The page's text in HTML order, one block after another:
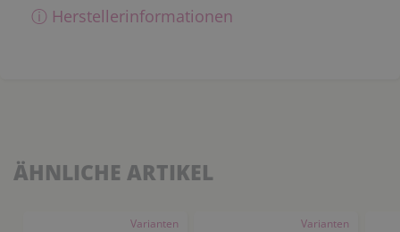
ⓘ Herstellerinformationen
ÄHNLICHE ARTIKEL
Varianten Varianten